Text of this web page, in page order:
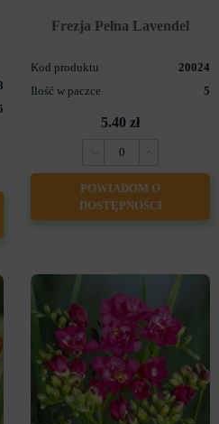
Frezja Pełna Lavendel
Kod produktu
20024
Ilość w paczce
5
5.40 zł
POWIADOM O
DOSTĘPNOŚCI